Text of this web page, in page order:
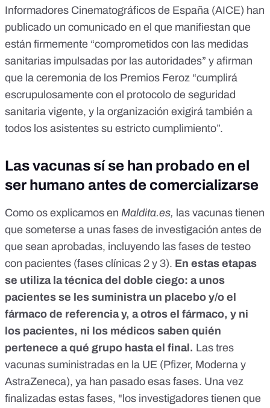
Informadores Cinematográficos de España (AICE) han
publicado un comunicado en el que manifiestan que
están firmemente “comprometidos con las medidas
sanitarias impulsadas por las autoridades” y afirman
que la ceremonia de los Premios Feroz “cumplirá
escrupulosamente con el protocolo de seguridad
sanitaria vigente, y la organización exigirá también a
todos los asistentes su estricto cumplimiento”.
Las vacunas sí se han probado en el
ser humano antes de comercializarse
Como os explicamos en Maldita.es, las vacunas tienen
que someterse a unas fases de investigación antes de
que sean aprobadas, incluyendo las fases de testeo
con pacientes (fases clínicas 2 y 3). En estas etapas
se utiliza la técnica del doble ciego: a unos
pacientes se les suministra un placebo y/o el
fármaco de referencia y, a otros el fármaco, y ni
los pacientes, ni los médicos saben quién
pertenece a qué grupo hasta el final. Las tres
vacunas suministradas en la UE (Pfizer, Moderna y
AstraZeneca), ya han pasado esas fases. Una vez
finalizadas estas fases, "los investigadores tienen que